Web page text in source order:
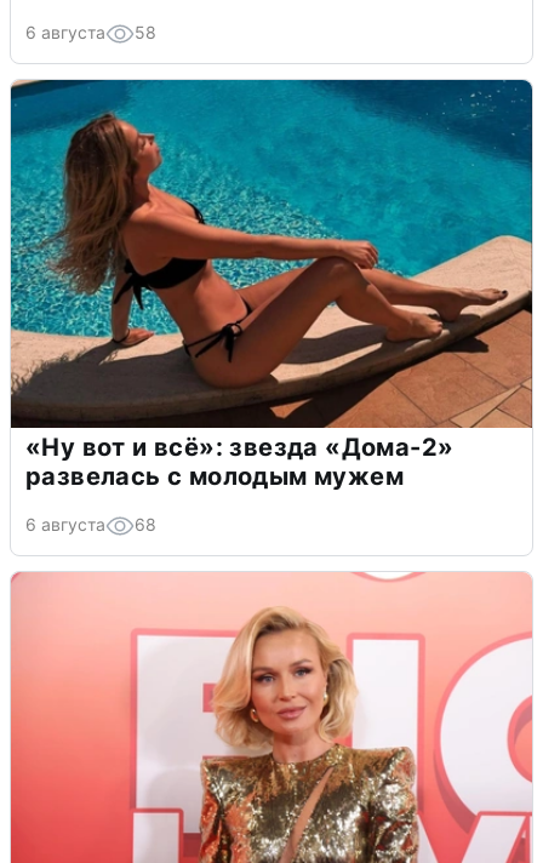
6 августа 58
«Ну вот и всё»: звезда «Дома-2»
развелась с молодым мужем
6 августа 68